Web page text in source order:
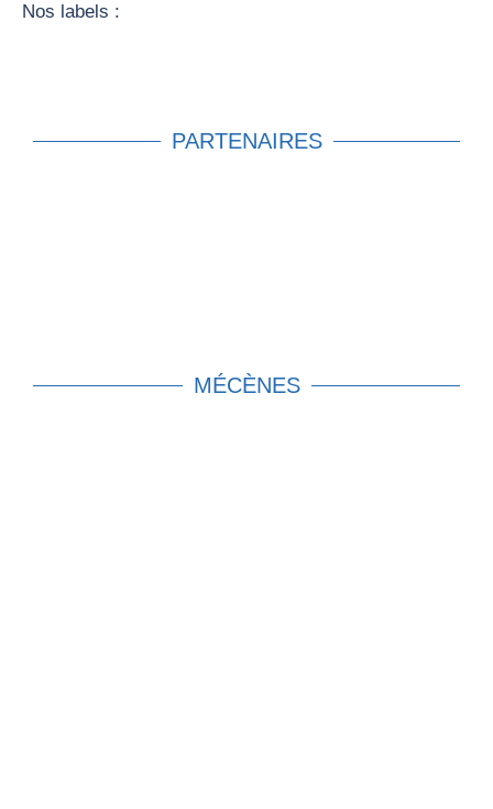
Nos labels :
PARTENAIRES
MÉCÈNES